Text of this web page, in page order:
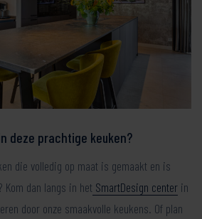
deze prachtige keuken?
die volledig op maat is gemaakt en is
Kom dan langs in het SmartDesign center in
door onze smaakvolle keukens. Of plan